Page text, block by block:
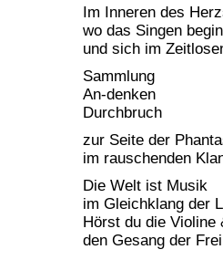
Im Inneren des
wo das Singen
und sich im
Sammlung
An-denken
Durchbruch
zur Seite der
im rauschenden
Die Welt ist Musik
im Gleichklang der
Hörst du die Violine
den Gesang der